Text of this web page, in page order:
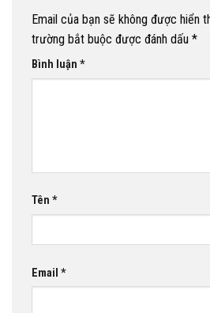
Email của bạn sẽ không được hiển
trường bắt buộc được đánh dấu *
Bình luận *
Tên *
Email *